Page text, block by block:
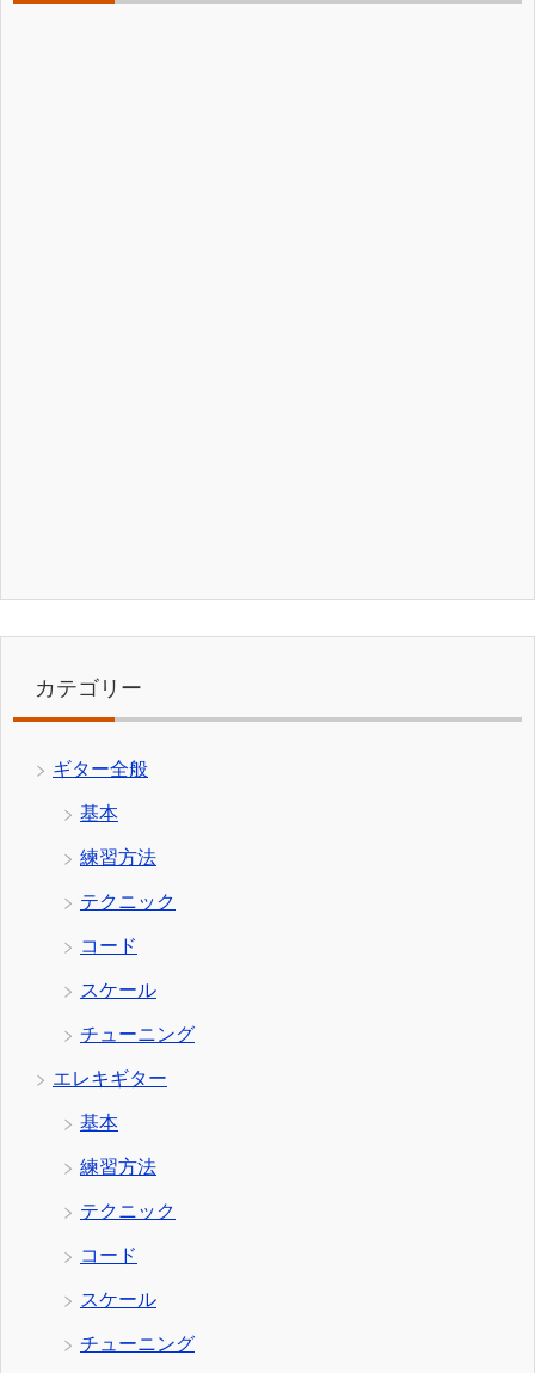
カテゴリー
ギター全般
基本
練習方法
テクニック
コード
スケール
チューニング
エレキギター
基本
練習方法
テクニック
コード
スケール
チューニング